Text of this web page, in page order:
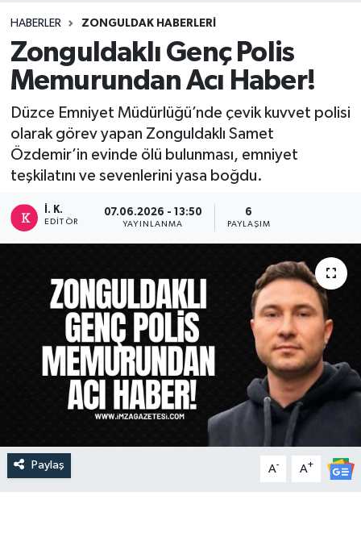
HABERLER ZONGULDAK HABERLERI
Zonguldaklı Genç Polis
Memurundan Acı Haber!
Düzce Emniyet Müdürlüğü’nde çevik kuvvet polisi
olarak görev yapan Zonguldaklı Samet
Özdemir’in evinde ölü bulunması, emniyet
teşkilatını ve sevenlerini yasa boğdu.
İ. K.
EDITÖR
07.06.2026 - 13:50
YAYINLANMA
6
PAYLAŞIM
Paylaş A- A+
DEVREK
DÜZCE
EREĞLİ
GÖKÇEBEY